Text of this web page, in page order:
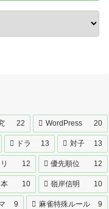
22 WordPress 20
ドラ 13 対子 13
12 優先順位 12
本 10 嶺岸信明 10
9 麻雀特殊ルール 9